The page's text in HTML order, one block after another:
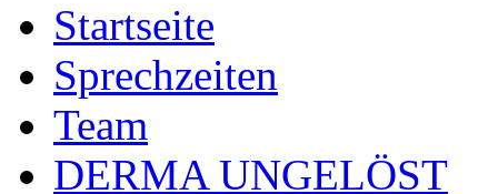
Startseite
Sprechzeiten
Team
DERMA UNGELÖST